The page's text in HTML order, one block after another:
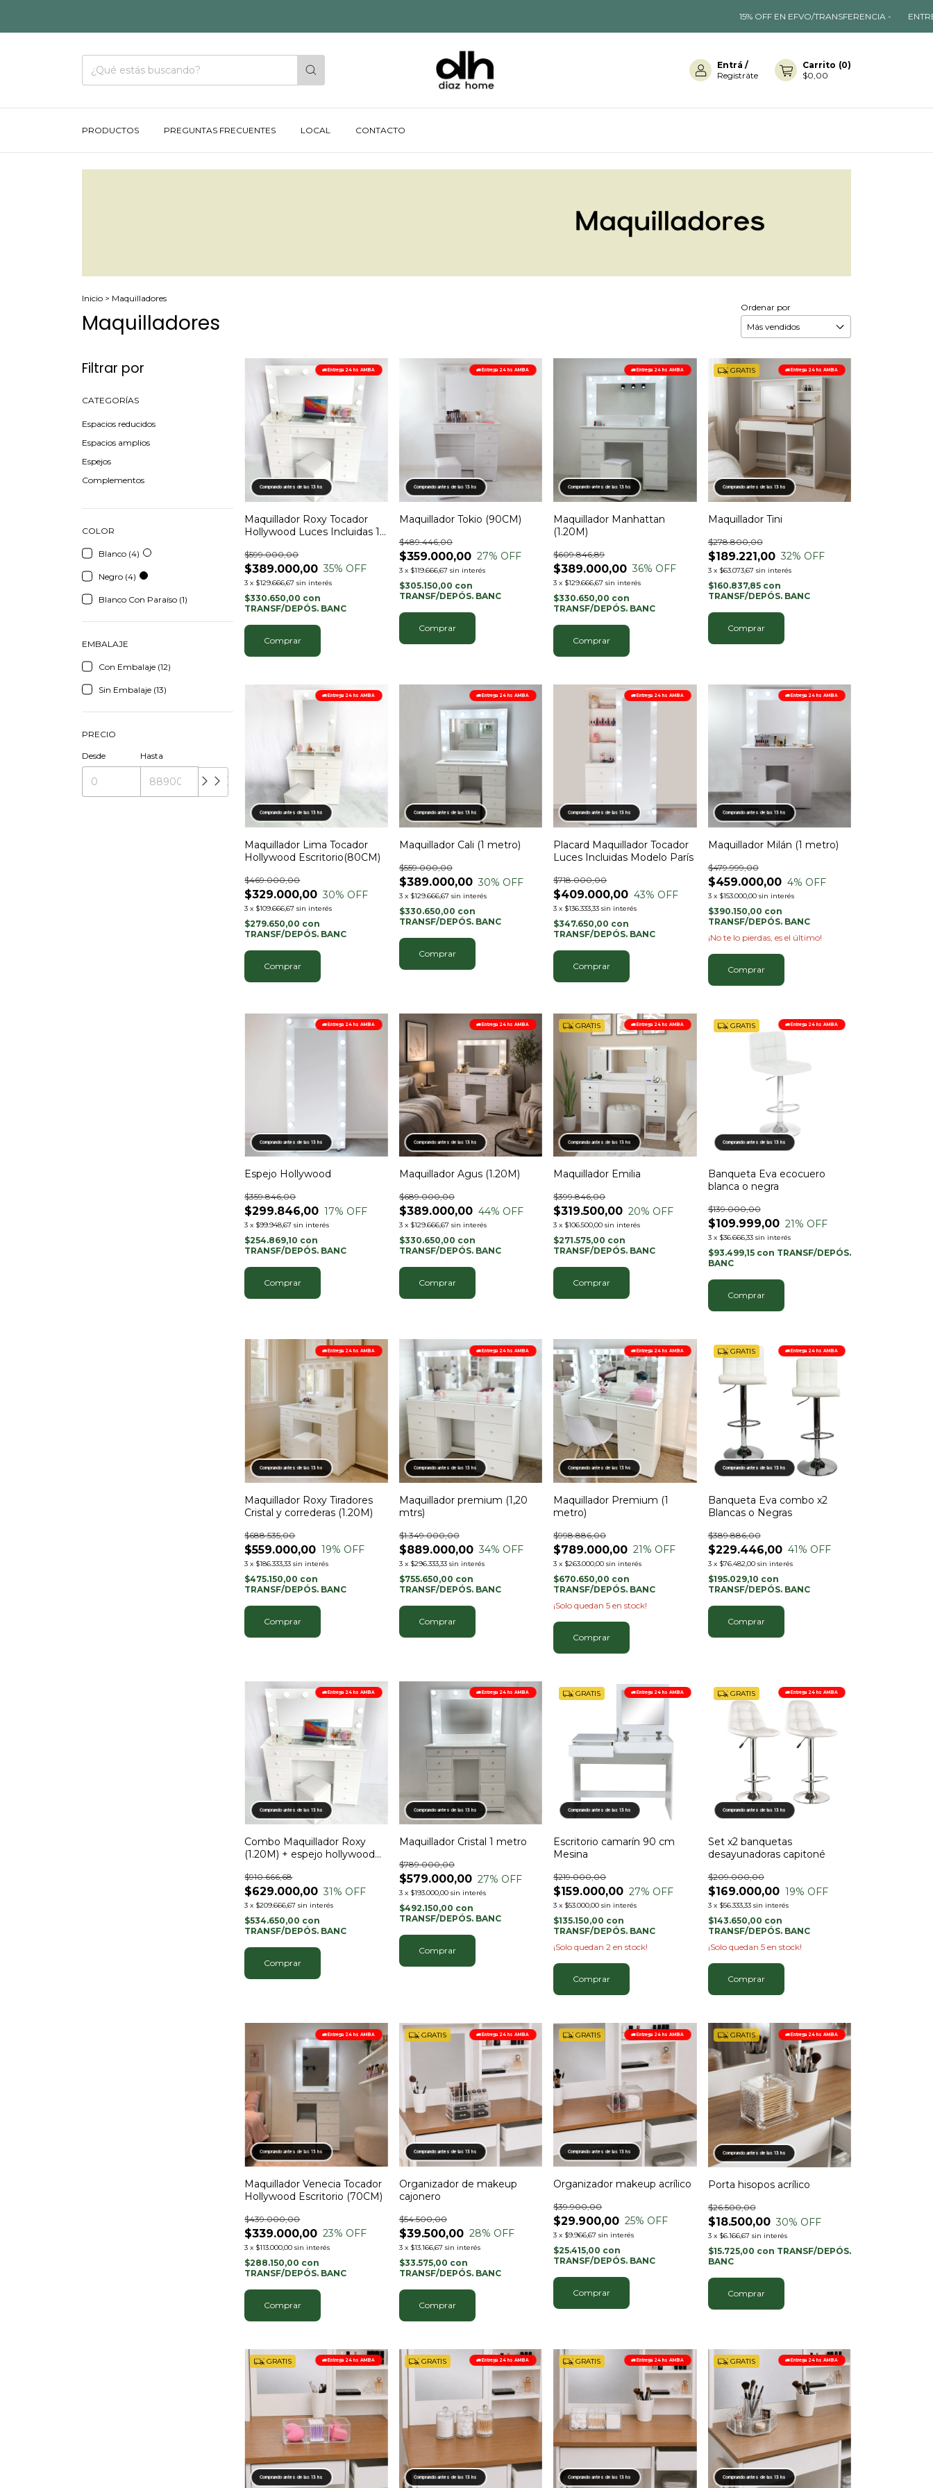
15% OFF EN EFVO/TRANSFERENCIA - ENTREGAS EN 24 HS
Entrá /
Registráte
Carrito (0)
$0,00
PRODUCTOS PREGUNTAS FRECUENTES LOCAL CONTACTO
Inicio > Maquilladores
Maquilladores
Ordenar por
Filtrar por
CATEGORÍAS
Espacios reducidos
Espacios amplios
Espejos
Complementos
COLOR
Blanco (4)
Negro (4)
Blanco Con Paraíso (1)
EMBALAJE
Con Embalaje (12)
Sin Embalaje (13)
PRECIO
Desde Hasta
🚛 Entrega 24 hs AMBA
Comprando antes de las 13 hs
Maquillador Roxy Tocador
Hollywood Luces Incluidas 11
$389.000,00
$599.000,00
35% OFF
3 x $129.666,67 sin interés
$330.650,00 con
TRANSF/DEPÓS. BANC
Comprar
🚛 Entrega 24 hs AMBA
Comprando antes de las 13 hs
Maquillador Tokio (90CM)
$359.000,00
$489.446,00
27% OFF
3 x $119.666,67 sin interés
$305.150,00 con
TRANSF/DEPÓS. BANC
Comprar
🚛 Entrega 24 hs AMBA
Comprando antes de las 13 hs
Maquillador Manhattan
(1.20M)
$389.000,00
$609.846,89
36% OFF
3 x $129.666,67 sin interés
$330.650,00 con
TRANSF/DEPÓS. BANC
Comprar
GRATIS 🚛 Entrega 24 hs AMBA
Comprando antes de las 13 hs
Maquillador Tini
$189.221,00
$278.800,00
32% OFF
3 x $63.073,67 sin interés
$160.837,85 con
TRANSF/DEPÓS. BANC
Comprar
🚛 Entrega 24 hs AMBA
Comprando antes de las 13 hs
Maquillador Lima Tocador
Hollywood Escritorio(80CM)
$329.000,00
$469.000,00
30% OFF
3 x $109.666,67 sin interés
$279.650,00 con
TRANSF/DEPÓS. BANC
Comprar
🚛 Entrega 24 hs AMBA
Comprando antes de las 13 hs
Maquillador Cali (1 metro)
$389.000,00
$559.000,00
30% OFF
3 x $129.666,67 sin interés
$330.650,00 con
TRANSF/DEPÓS. BANC
Comprar
🚛 Entrega 24 hs AMBA
Comprando antes de las 13 hs
Placard Maquillador Tocador
Luces Incluidas Modelo París
$409.000,00
$718.000,00
43% OFF
3 x $136.333,33 sin interés
$347.650,00 con
TRANSF/DEPÓS. BANC
Comprar
🚛 Entrega 24 hs AMBA
Comprando antes de las 13 hs
Maquillador Milán (1 metro)
$459.000,00
$479.999,00
4% OFF
3 x $153.000,00 sin interés
$390.150,00 con
TRANSF/DEPÓS. BANC
¡No te lo pierdas, es el último!
Comprar
🚛 Entrega 24 hs AMBA
Comprando antes de las 13 hs
Espejo Hollywood
$299.846,00
$359.846,00
17% OFF
3 x $99.948,67 sin interés
$254.869,10 con
TRANSF/DEPÓS. BANC
Comprar
🚛 Entrega 24 hs AMBA
Comprando antes de las 13 hs
Maquillador Agus (1.20M)
$389.000,00
$689.000,00
44% OFF
3 x $129.666,67 sin interés
$330.650,00 con
TRANSF/DEPÓS. BANC
Comprar
GRATIS 🚛 Entrega 24 hs AMBA
Comprando antes de las 13 hs
Maquillador Emilia
$319.500,00
$399.846,00
20% OFF
3 x $106.500,00 sin interés
$271.575,00 con
TRANSF/DEPÓS. BANC
GRATIS 🚛 Entrega 24 hs AMBA
Comprando antes de las 13 hs
Banqueta Eva ecocuero
blanca o negra
$109.999,00
$139.000,00
21% OFF
3 x $36.666,33 sin interés
$93.499,15 con TRANSF/DEPÓS.
BANC
Comprar
🚛 Entrega 24 hs AMBA
Comprando antes de las 13 hs
Maquillador Roxy Tiradores
Cristal y correderas (1.20M)
$559.000,00
$688.535,00
19% OFF
3 x $186.333,33 sin interés
$475.150,00 con
TRANSF/DEPÓS. BANC
Comprar
🚛 Entrega 24 hs AMBA
Comprando antes de las 13 hs
Maquillador premium (1,20
mtrs)
$889.000,00
$1.349.000,00
34% OFF
3 x $296.333,33 sin interés
$755.650,00 con
TRANSF/DEPÓS. BANC
🚛 Entrega 24 hs AMBA
Comprando antes de las 13 hs
Maquillador Premium (1
metro)
$789.000,00
$998.886,00
21 % OFF
3 x $263.000,00 sin interés
$670.650,00 con
TRANSF/DEPÓS. BANC
¡Solo quedan5 en stock!
GRATIS 🚛 Entrega 24 hs AMBA
Comprando antes de las 13 hs
Banqueta Eva combo x2
Blancas o Negras
$229.446,00
$389.886,00
41 % OFF
3 x $76.482,00 sin interés
$195.029,10 con
TRANSF/DEPÓS. BANC
Comprar
🚛 Entrega 24 hs AMBA
Comprando antes de las 13 hs
Combo Maquillador Roxy
(1.20M) + espejo hollywood
$629.000,00
$910.666,68
31% OFF
3 x $209.666,67 sin interés
$534.650,00 con
TRANSF/DEPÓS. BANC
🚛 Entrega 24 hs AMBA
Comprando antes de las 13 hs
Maquillador Cristal 1 metro
$579.000,00
$789.000,00
27% OFF
3 x $193.000,00 sin interés
$492.150,00 con
TRANSF/DEPÓS. BANC
Comprar
GRATIS 🚛 Entrega 24 hs AMBA
Comprando antes de las 13 hs
Escritorio camarín 90 cm
Mesina
$159.000,00
$219.000,00
27% OFF
3 x $53.000,00 sin interés
$135.150,00 con
TRANSF/DEPÓS. BANC
¡Solo quedan2 en stock!
GRATIS 🚛 Entrega 24 hs AMBA
Comprando antes de las 13 hs
Set x2 banquetas
desayunadoras capitoné
$169.000,00
$209.000,00
19% OFF
3 x $56.333,33 sin interés
$143.650,00 con
TRANSF/DEPÓS. BANC
¡Solo quedan 5en stock!
🚛 Entrega 24 hs AMBA
Comprando antes de las 13 hs
Maquillador Venecia Tocador
Hollywood Escritorio (70CM)
$339.000,00
$439.000,00
23% OFF
3 x $113.000,00 sin interés
$288.150,00 con
TRANSF/DEPÓS. BANC
Comprar
GRATIS 🚛 Entrega 24 hs AMBA
Comprando antes de las 13 hs
Organizador de makeup
cajonero
$39.500,00
$54.500,00
28% OFF
3 x $13.166,67 sin interés
$33.575,00 con
TRANSF/DEPÓS. BANC
GRATIS 🚛 Entrega 24 hs AMBA
Comprando antes de las 13 hs
Organizador makeup acrílico
$29.900,00
$39.900,00
25% OFF
3 x $9.966,67 sin interés
$25.415,00 con
TRANSF/DEPÓS. BANC
GRATIS 🚛 Entrega 24 hs AMBA
Comprando antes de las 13 hs
Porta hisopos acrílico
$18.500,00
$26.500,00
30% OFF
3 x $6.166,67 sin interés
$15.725,00 con TRANSF/DEPÓS.
BANC
GRATIS 🚛 Entrega 24 hs AMBA
Comprando antes de las 13 hs
GRATIS 🚛 Entrega 24 hs AMBA
Comprando antes de las 13 hs
GRATIS 🚛 Entrega 24 hs AMBA
Comprando antes de las 13 hs
GRATIS 🚛 Entrega 24 hs AMBA
Comprando antes de las 13 hs